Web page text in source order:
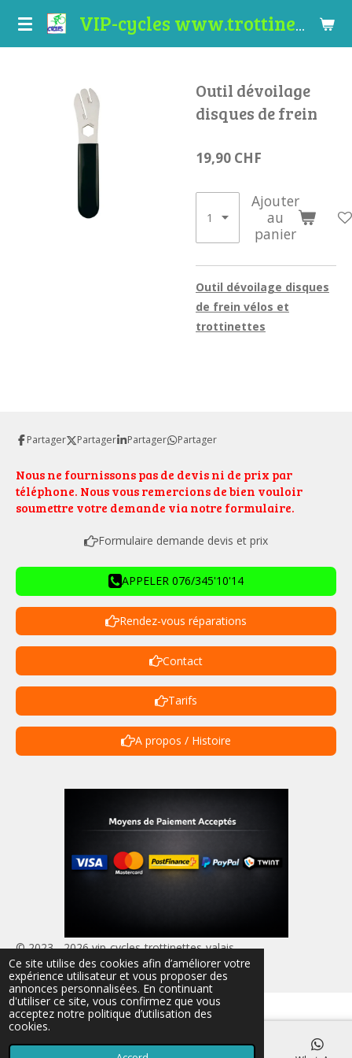
Ce site utilise des cookies afin d’améliorer votre
expérience utilisateur et vous proposer des
annonces personnalisées. En continuant
d'utiliser ce site, vous confirmez que vous
acceptez notre politique d’utilisation des
cookies.
Passer
VIP-cycles www.trottinettes-valais.ch
Outil dévoilage
disques de frein
19,90 CHF
Ajouter
au
panier
Outil dévoilage disques
de frein vélos et
trottinettes
Partager Partager Partager Partager
Nous ne fournissons pas de devis ni de prix par
téléphone. Nous vous remercions de bien vouloir
soumettre votre demande via notre formulaire.
Formulaire demande devis et prix
APPELER 076/345'10'14
Rendez-vous réparations
Contact
Tarifs
A propos / Histoire
© 2023 - 2026 vip-cycles-trottinettes-valais
Propulsé par Webador